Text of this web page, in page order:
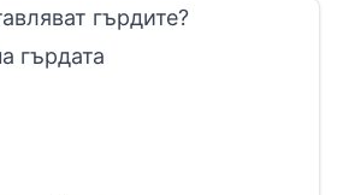
гърдите?
гърдата